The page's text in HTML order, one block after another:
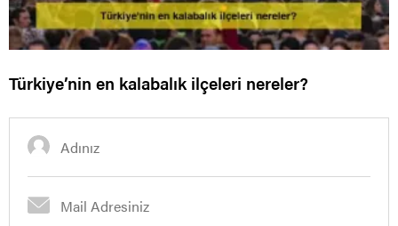
Türkiye’nin en kalabalık ilçeleri nereler?